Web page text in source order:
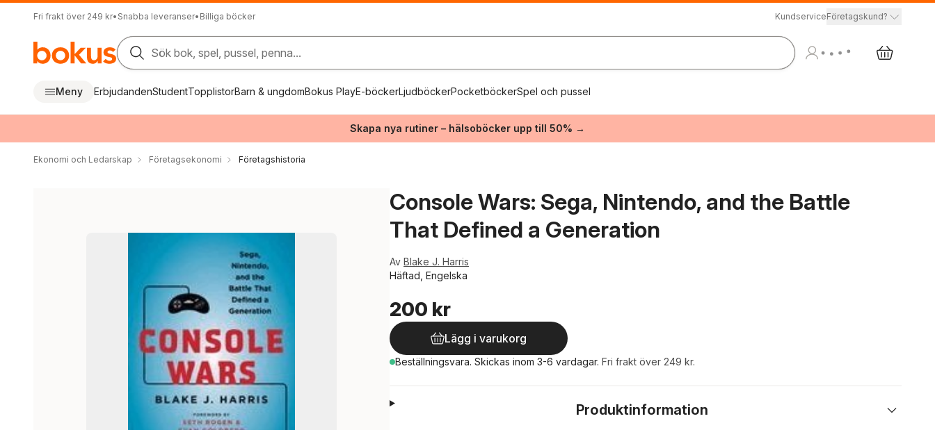
Fri frakt över 249 kr• Snabba leveranser• Billiga böcker KundserviceFöretagskund?
Sök bok, spel, pussel, penna...
Meny ErbjudandenStudentTopplistorBarn & ungdomBokus PlayE-böckerLjudböckerPocketböckerSpel och pussel
Skapa nya rutiner – hälsoböcker upp till 50% →
Ekonomi och Ledarskap Företagsekonomi Företagshistoria
Console Wars: Sega, Nintendo, and the Battle
That Defined a Generation
Av Blake J. Harris
Häftad, Engelska
200 kr
Lägg i varukorg
Beställningsvara. Skickas inom 3-6 vardagar. Fri frakt över 249 kr.
Produktinformation